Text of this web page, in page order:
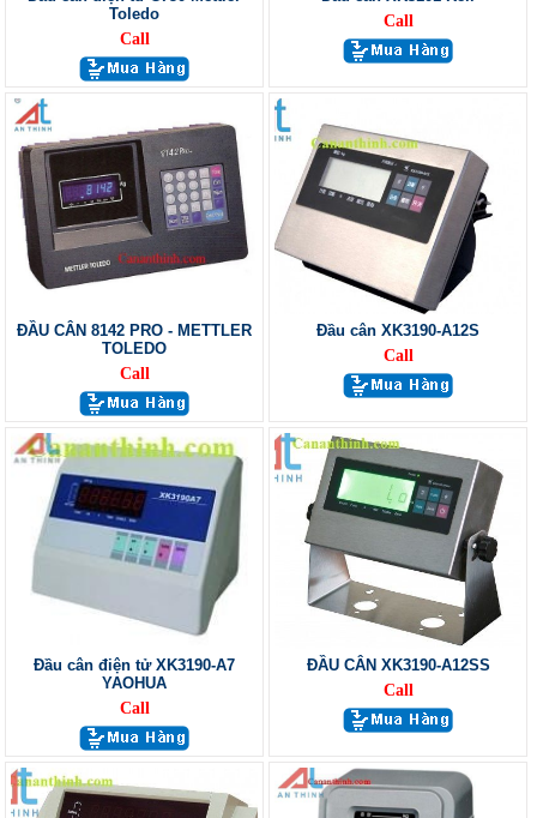
Toledo
Call
Call
ĐẦU CÂN 8142 PRO - METTLER
TOLEDO
Call
Đầu cân XK3190-A12S
Call
Đầu cân điện tử XK3190-A7
YAOHUA
Call
ĐẦU CÂN XK3190-A12SS
Call